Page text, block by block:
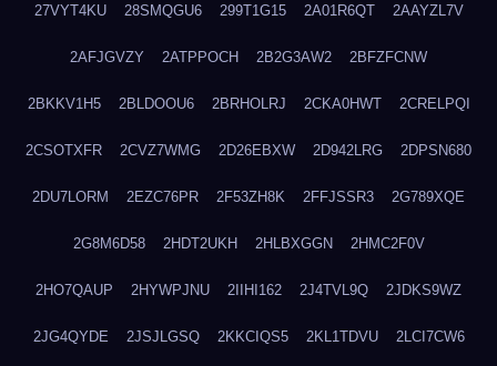
27VYT4KU 28SMQGU6 299T1G15 2A01R6QT 2AAYZL7V
2AFJGVZY 2ATPPOCH 2B2G3AW2 2BFZFCNW
2BKKV1H5 2BLDOOU6 2BRHOLRJ 2CKA0HWT 2CRELPQI
2CSOTXFR 2CVZ7WMG 2D26EBXW 2D942LRG 2DPSN680
2DU7LORM 2EZC76PR 2F53ZH8K 2FFJSSR3 2G789XQE
2G8M6D58 2HDT2UKH 2HLBXGGN 2HMC2F0V
2HO7QAUP 2HYWPJNU 2IIHI162 2J4TVL9Q 2JDKS9WZ
2JG4QYDE 2JSJLGSQ 2KKCIQS5 2KL1TDVU 2LCI7CW6